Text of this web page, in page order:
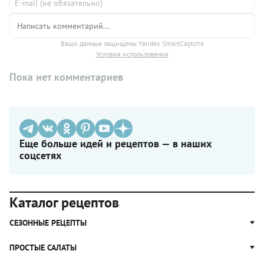
Ваши данные защищены Yandex SmartCaptcha
Условия использования
Пока нет комментариев
Еще больше идей и рецептов — в наших
соцсетях
Каталог рецептов
СЕЗОННЫЕ РЕЦЕПТЫ
Рецепты из капусты
ПРОСТЫЕ САЛАТЫ